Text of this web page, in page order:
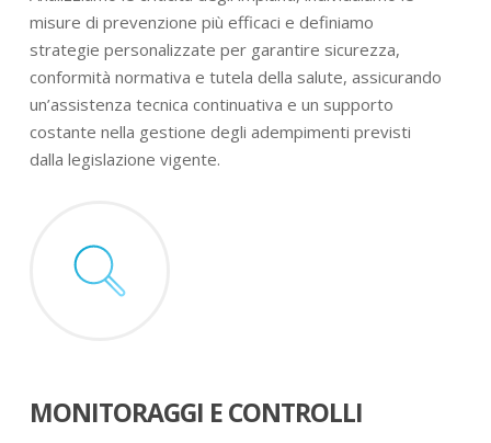
misure di prevenzione più efficaci e definiamo
strategie personalizzate per garantire sicurezza,
conformità normativa e tutela della salute, assicurando
un’assistenza tecnica continuativa e un supporto
costante nella gestione degli adempimenti previsti
dalla legislazione vigente.
MONITORAGGI E CONTROLLI